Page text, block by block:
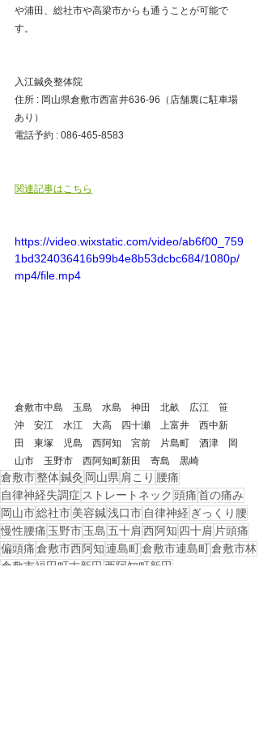
や浦田、総社市や高梁市からも通うことが可能で
す。
入江鍼灸整体院
住所 : 岡山県倉敷市西富井636-96（店舗裏に駐車場
あり）
電話予約 : 086-465-8583
関連記事はこちら
https://video.wixstatic.com/video/ab6f00_759
1bd324036416b99b4e8b53dcbc684/1080p/
mp4/file.mp4
倉敷市中島　玉島　水島　神田　北畝　広江　笹
沖　安江　水江　大高　四十瀬　上富井　西中新
田　東塚　児島　西阿知　宮前　片島町　酒津　岡
山市　玉野市　西阿知町新田　寄島　黒崎
倉敷市整体鍼灸 岡山県 肩こり 腰痛
自律神経失調症 ストレートネック 頭痛首の痛み
岡山市総社市美容鍼浅口市 自律神経 ぎっくり腰
慢性腰痛 玉野市玉島 五十肩西阿知 四十肩 片頭痛
偏頭痛倉敷市西阿知連島町倉敷市連島町倉敷市林
倉敷市福田町古新田 西阿知町新田